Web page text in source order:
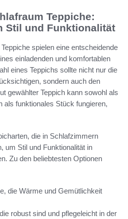
Teppiche:
Stil und Funktionalität
spielen eine entscheidende
einladenden und komfortablen
eines Teppichs sollte nicht nur die
sondern auch den
gewählter Teppich kann sowohl als
als funktionales Stück fungieren,
die in Schlafzimmern
um Stil und Funktionalität in
Zu den beliebtesten Optionen
die Wärme und Gemütlichkeit
robust sind und pflegeleicht in der